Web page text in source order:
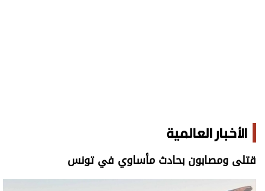
الأخبار العالمية
قتلى ومصابون بحادث مأساوي في تونس